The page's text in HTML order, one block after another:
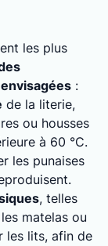
les plus
:
de la literie,
ou housses
à 60 °C.
les punaises
, telles
matelas ou
les lits, afin de